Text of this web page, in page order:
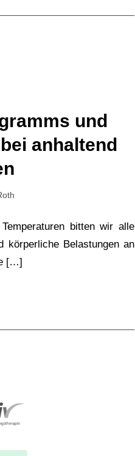
und
anhaltend
bitten wir alle
körperliche Belastungen an
[…]